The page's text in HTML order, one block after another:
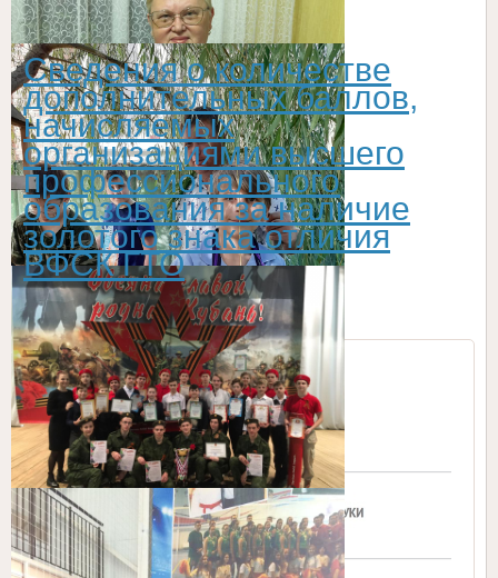
Сведения о количестве
дополнительных баллов,
начисляемых
организациями высшего
профессионального
образования за наличие
золотого знака отличия
ВФСК ГТО
МОНиМП КК